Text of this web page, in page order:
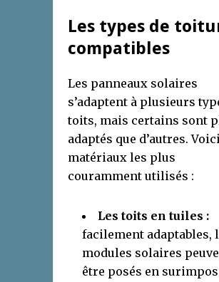
Les types de
compatibles
Les panneaux solaires
s’adaptent à plusieurs
toits, mais certains sont
adaptés que d’autres.
matériaux les plus
couramment utilisés :
Les toits en tuiles :
facilement adaptables,
modules solaires
être posés en